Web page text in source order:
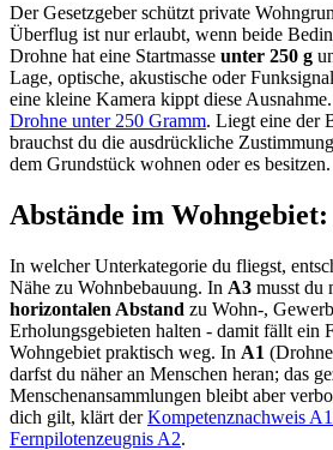
Der Gesetzgeber schützt private
Überflug ist nur erlaubt, wenn beide
Drohne hat eine Startmasse unter 250 g
Lage, optische, akustische oder
eine kleine Kamera kippt diese
Drohne unter 250 Gramm. Liegt eine der
brauchst du die ausdrückliche
dem Grundstück wohnen oder es besitzen.
Abstände im Wohngebiet:
In welcher Unterkategorie du fliegst,
Nähe zu Wohnbebauung. In A3 musst du
horizontalen Abstand zu Wohn-,
Erholungsgebieten halten - damit fällt ein
Wohngebiet praktisch weg. In A1
darfst du näher an Menschen heran; das
Menschenansammlungen bleibt aber
dich gilt, klärt der Kompetenznachweis
Fernpilotenzeugnis A2.